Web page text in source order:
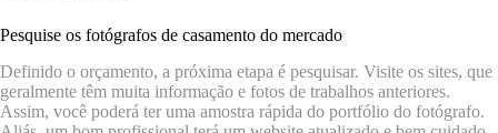
Pesquise os fotógrafos de casamento do mercado
Definido o orçamento, a próxima etapa é pesquisar. Visite os sites, que
geralmente têm muita informação e fotos de trabalhos anteriores.
Assim, você poderá ter uma amostra rápida do portfólio do fotógrafo.